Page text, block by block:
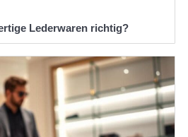
Lederwaren richtig?